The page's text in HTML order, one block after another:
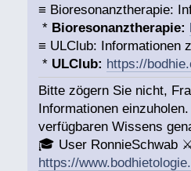
≡ Bioresonanztherapie:
* Bioresonanztherapie:
≡ ULClub: Informationen
* ULClub: https://
Bitte zögern Sie nicht,
Informationen
verfügbaren Wissens
🎓 User RonnieSchwab
https://